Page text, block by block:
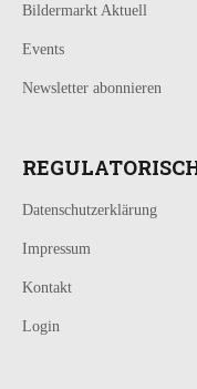
Bildermarkt Aktuell
Events
Newsletter abonnieren
Datenschutzerklärung
Impressum
Kontakt
Login